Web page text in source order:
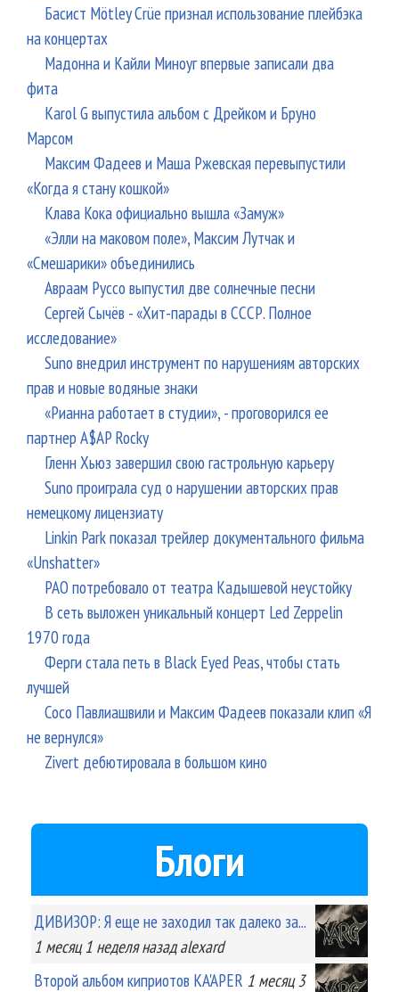
Басист Mötley Crüe признал использование плейбэка
на концертах
Мадонна и Кайли Миноуг впервые записали два
фита
Karol G выпустила альбом с Дрейком и Бруно
Марсом
Максим Фадеев и Маша Ржевская перевыпустили
«Когда я стану кошкой»
Клава Кока официально вышла «Замуж»
«Элли на маковом поле», Максим Лутчак и
«Смешарики» объединились
Авраам Руссо выпустил две солнечные песни
Сергей Сычёв - «Хит-парады в СССР. Полное
исследование»
Suno внедрил инструмент по нарушениям авторских
прав и новые водяные знаки
«Рианна работает в студии», - проговорился ее
партнер A$AP Rocky
Гленн Хьюз завершил свою гастрольную карьеру
Suno проиграла суд о нарушении авторских прав
немецкому лицензиату
Linkin Park показал трейлер документального фильма
«Unshatter»
РАО потребовало от театра Кадышевой неустойку
В сеть выложен уникальный концерт Led Zeppelin
1970 года
Ферги стала петь в Black Eyed Peas, чтобы стать
лучшей
Сосо Павлиашвили и Максим Фадеев показали клип «Я
не вернулся»
Zivert дебютировала в большом кино
Блоги
ДИВИЗОР: Я еще не заходил так далеко за...
1 месяц 1 неделяназад alexard
Второй альбом киприотов KA'APER 1 месяц 3